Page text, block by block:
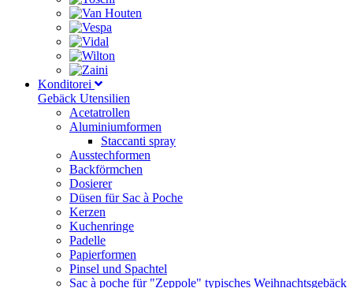
Konditorei
Gebäck Utensilien
Acetatrollen
Aluminiumformen
Staccanti spray
Ausstechformen
Backförmchen
Dosierer
Düsen für Sac à Poche
Kerzen
Kuchenringe
Padelle
Papierformen
Pinsel und Spachtel
Sac à poche für "Zeppole" typisches Weihnachtsgebäck